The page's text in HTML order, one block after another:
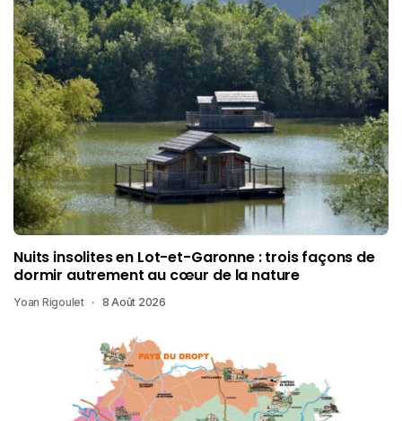
Nuits insolites en Lot-et-Garonne : trois façons de
dormir autrement au cœur de la nature
Yoan Rigoulet 8 Août 2026